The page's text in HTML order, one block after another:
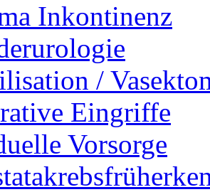
Inkontinenz
/
Eingriffe
Vorsorge